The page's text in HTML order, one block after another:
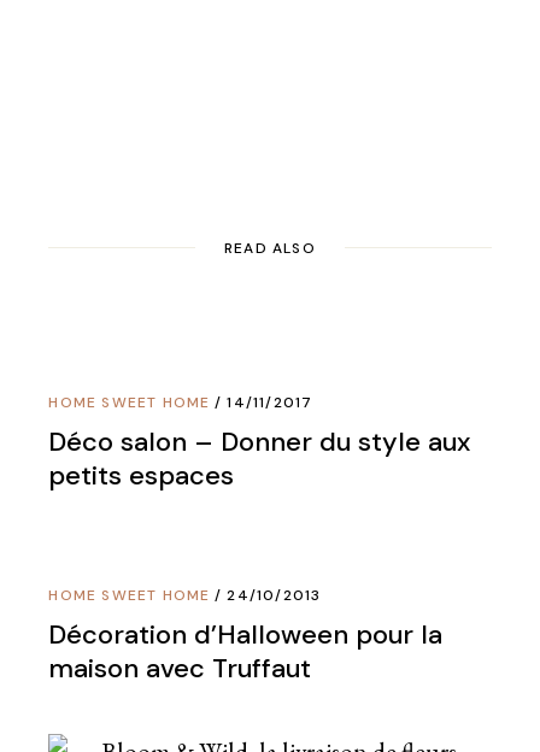
READ ALSO
HOME SWEET HOME 14/11/2017
Déco salon – Donner du style aux
petits espaces
HOME SWEET HOME 24/10/2013
Décoration d’Halloween pour la
maison avec Truffaut